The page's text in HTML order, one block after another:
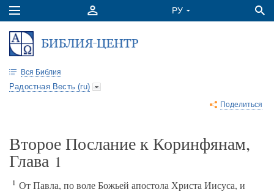
Вся Библия
Радостная Весть (ru)
Поделиться
Второе Послание к Коринфянам,
Глава 1
1 От Павла, по воле Божьей апостола Христа Иисуса, и